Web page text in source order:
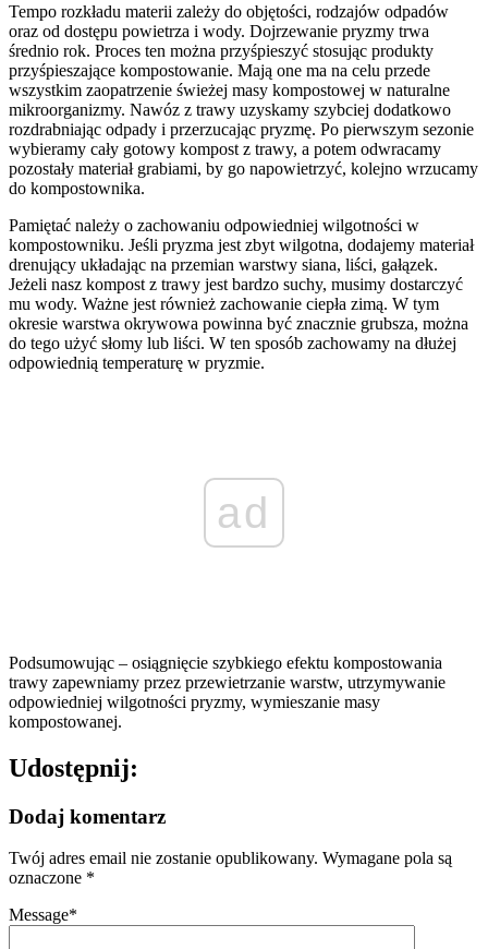
Tempo rozkładu materii zależy do objętości, rodzajów odpadów
oraz od dostępu powietrza i wody. Dojrzewanie pryzmy trwa
średnio rok. Proces ten można przyśpieszyć stosując produkty
przyśpieszające kompostowanie. Mają one ma na celu przede
wszystkim zaopatrzenie świeżej masy kompostowej w naturalne
mikroorganizmy. Nawóz z trawy uzyskamy szybciej dodatkowo
rozdrabniając odpady i przerzucając pryzmę. Po pierwszym sezonie
wybieramy cały gotowy kompost z trawy, a potem odwracamy
pozostały materiał grabiami, by go napowietrzyć, kolejno wrzucamy
do kompostownika.
Pamiętać należy o zachowaniu odpowiedniej wilgotności w
kompostowniku. Jeśli pryzma jest zbyt wilgotna, dodajemy materiał
drenujący układając na przemian warstwy siana, liści, gałązek.
Jeżeli nasz kompost z trawy jest bardzo suchy, musimy dostarczyć
mu wody. Ważne jest również zachowanie ciepła zimą. W tym
okresie warstwa okrywowa powinna być znacznie grubsza, można
do tego użyć słomy lub liści. W ten sposób zachowamy na dłużej
odpowiednią temperaturę w pryzmie.
ad
Podsumowując – osiągnięcie szybkiego efektu kompostowania
trawy zapewniamy przez przewietrzanie warstw, utrzymywanie
odpowiedniej wilgotności pryzmy, wymieszanie masy
kompostowanej.
Udostępnij:
Dodaj komentarz
Twój adres email nie zostanie opublikowany. Wymagane pola są
oznaczone *
Message*